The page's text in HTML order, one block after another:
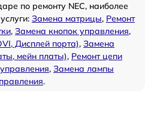
по ремонту NEC, наиболее
Замена матрицы, Ремонт
, Замена кнопок управления,
Дисплей порта), Замена
мейн платы), Ремонт цепи
, Замена лампы
.